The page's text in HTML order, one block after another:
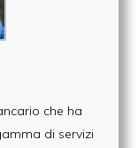
che ha
di servizi